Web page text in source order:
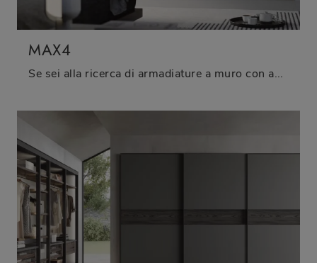
MAX4
Se sei alla ricerca di armadiature a muro con ante scorrevoli, clicca e scopri l'armadio Max4 di Fimar in laccato opaco.